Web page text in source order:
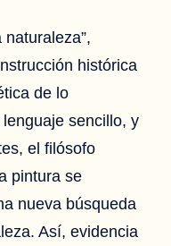
histórica
de lo
sencillo, y
el filósofo
pintura se
nueva búsqueda
Así, evidencia